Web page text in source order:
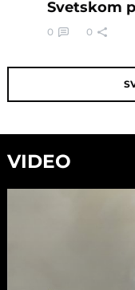
Svetskom
0 0
VIDEO